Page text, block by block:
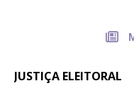
JUSTIÇA ELEITORAL